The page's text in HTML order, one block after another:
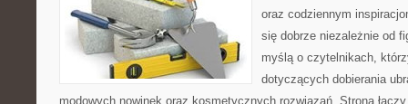
oraz codziennym
się dobrze niezależnie od
myślą o czytelnikach,
dotyczących dobierania
modowych nowinek oraz kosmetycznych rozwiązań. Strona